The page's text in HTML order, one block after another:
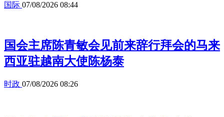
国际 07/08/2026 08:44
国会主席陈青敏会见前来辞行拜会的马来
西亚驻越南大使陈杨泰
时政 07/08/2026 08:26